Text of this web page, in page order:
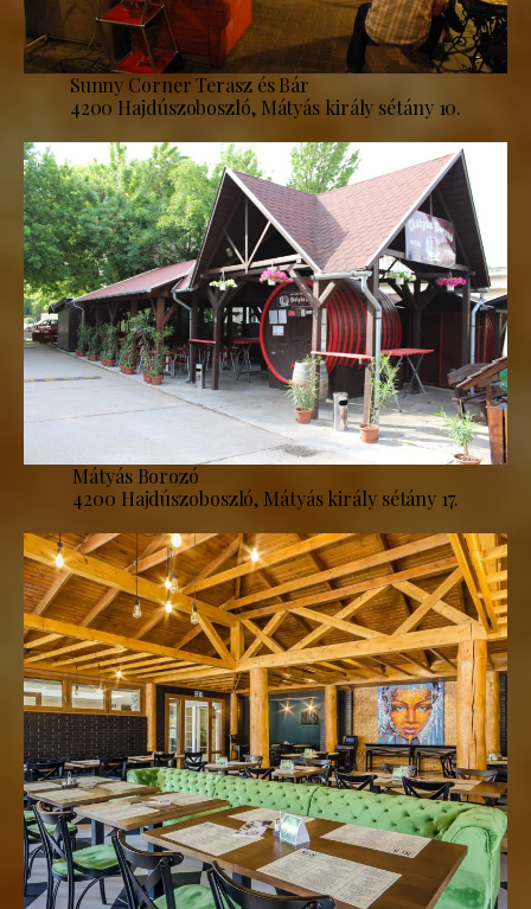
Sunny Corner Terasz és Bár
4200 Hajdúszoboszló, Mátyás király sétány 10.
Mátyás Borozó
4200 Hajdúszoboszló, Mátyás király sétány 17.